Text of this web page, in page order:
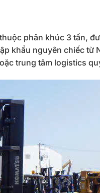
phân khúc 3 tấn,
khẩu nguyên chiếc từ
trung tâm logistics